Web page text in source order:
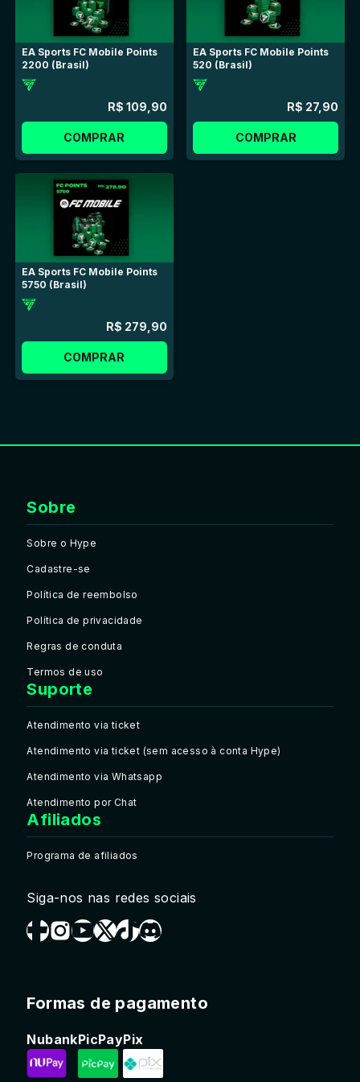
Dê um presente que combina com todos os
momentos: chocolate e carinho da Brasil Cacau! 🍫✨
EA Sports FC Mobile Points
2200 (Brasil)
R$ 109,90
COMPRAR
EA Sports FC Mobile Points
520 (Brasil)
R$ 27,90
COMPRAR
EA Sports FC Mobile Points
5750 (Brasil)
R$ 279,90
COMPRAR
Sobre
Sobre o Hype
Cadastre-se
Política de reembolso
Política de privacidade
Regras de conduta
Termos de uso
Suporte
Atendimento via ticket
Atendimento via ticket (sem acesso à conta Hype)
Atendimento via Whatsapp
Atendimento por Chat
Afiliados
Programa de afiliados
Siga-nos nas redes sociais
Formas de pagamento
NubankPicPayPix